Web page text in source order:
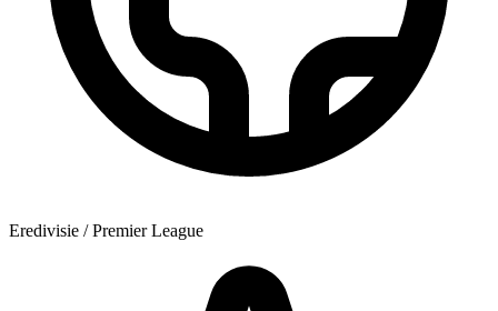
Eredivisie / Premier League